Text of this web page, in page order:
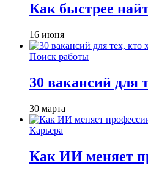
Как быстрее
16 июня
Поиск работы
30 вакансий для
30 марта
Карьера
Как ИИ меняет